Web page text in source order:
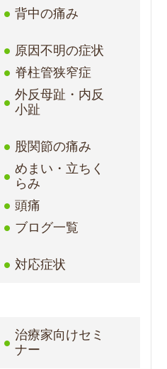
背中の痛み
原因不明の症状
脊柱管狭窄症
外反母趾・内反
小趾
股関節の痛み
めまい・立ちく
らみ
頭痛
ブログ一覧
対応症状
治療家向けセミ
ナー